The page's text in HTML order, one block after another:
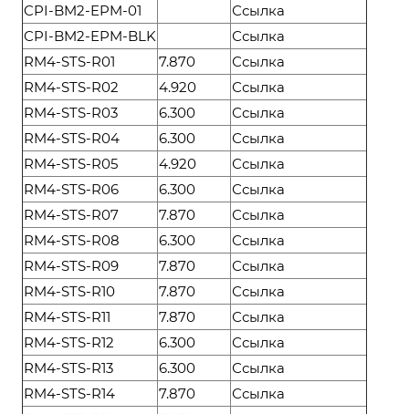
CPI-BM2-EPM-01
Ссылка
CPI-BM2-EPM-BLK
Ссылка
RM4-STS-R01
7.870
Ссылка
RM4-STS-R02
4.920
Ссылка
RM4-STS-R03
6.300
Ссылка
RM4-STS-R04
6.300
Ссылка
RM4-STS-R05
4.920
Ссылка
RM4-STS-R06
6.300
Ссылка
RM4-STS-R07
7.870
Ссылка
RM4-STS-R08
6.300
Ссылка
RM4-STS-R09
7.870
Ссылка
RM4-STS-R10
7.870
Ссылка
RM4-STS-R11
7.870
Ссылка
RM4-STS-R12
6.300
Ссылка
RM4-STS-R13
6.300
Ссылка
RM4-STS-R14
7.870
Ссылка